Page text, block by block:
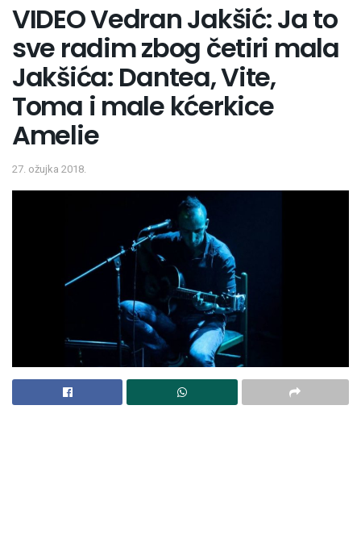
VIDEO Vedran Jakšić: Ja to
sve radim zbog četiri mala
Jakšića: Dantea, Vite,
Toma i male kćerkice
Amelie
27. ožujka 2018.